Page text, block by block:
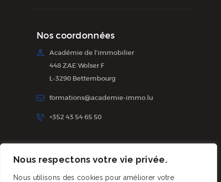
Nous respectons votre vie privée.
Nous utilisons des cookies pour améliorer votre
Nos coordonnées
Académie de l'immobilier
448 ZAE Wolser F
L-3290 Bettembourg
formations@academie-immo.lu
+352 43 54 65 50